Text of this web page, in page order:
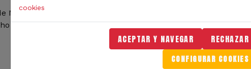
MotorLand Aragón. Aquí encontrarás noticias sobre eventos,
más. Filtra por categoría o tipo de contenido y no te pierdas
cookies
ACEPTAR Y NAVEGAR RECHAZAR
CONFIGURAR COOKIES